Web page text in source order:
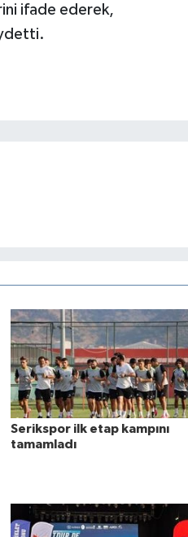
ifade ederek,
Serikspor ilk etap kampını
tamamladı